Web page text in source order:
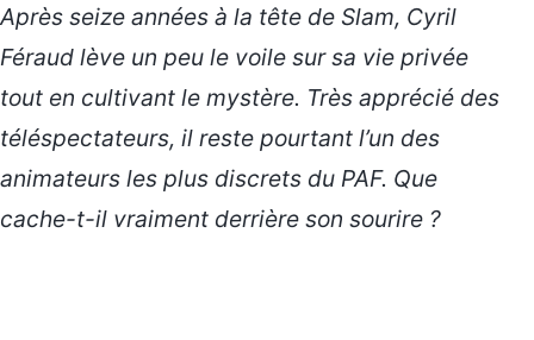
Après seize années à la tête de Slam, Cyril
Féraud lève un peu le voile sur sa vie privée
tout en cultivant le mystère. Très apprécié des
téléspectateurs, il reste pourtant l’un des
animateurs les plus discrets du PAF. Que
cache-t-il vraiment derrière son sourire ?